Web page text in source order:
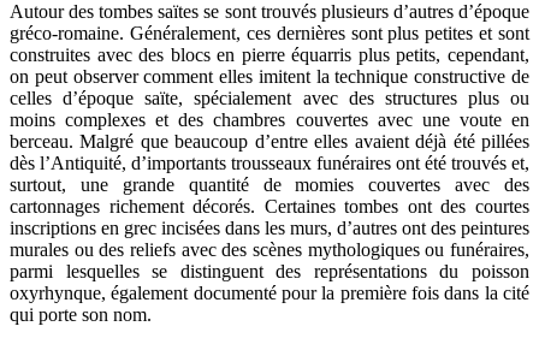
Autour des tombes saïtes se sont trouvés plusieurs d’autres d’époque
gréco-romaine. Généralement, ces dernières sont plus petites et sont
construites avec des blocs en pierre équarris plus petits, cependant,
on peut observer comment elles imitent la technique constructive de
celles d’époque saïte, spécialement avec des structures plus ou
moins complexes et des chambres couvertes avec une voute en
berceau. Malgré que beaucoup d’entre elles avaient déjà été pillées
dès l’Antiquité, d’importants trousseaux funéraires ont été trouvés et,
surtout, une grande quantité de momies couvertes avec des
cartonnages richement décorés. Certaines tombes ont des courtes
inscriptions en grec incisées dans les murs, d’autres ont des peintures
murales ou des reliefs avec des scènes mythologiques ou funéraires,
parmi lesquelles se distinguent des représentations du poisson
oxyrhynque, également documenté pour la première fois dans la cité
qui porte son nom.